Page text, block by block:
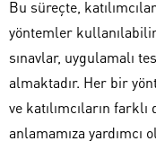
Bu süreçte,
yöntemler
sınavlar, uygulamalı
almaktadır. Her bir
ve katılımcıların
anlamamıza yardımcı